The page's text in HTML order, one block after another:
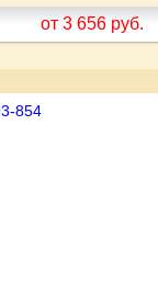
от 3 656 руб.